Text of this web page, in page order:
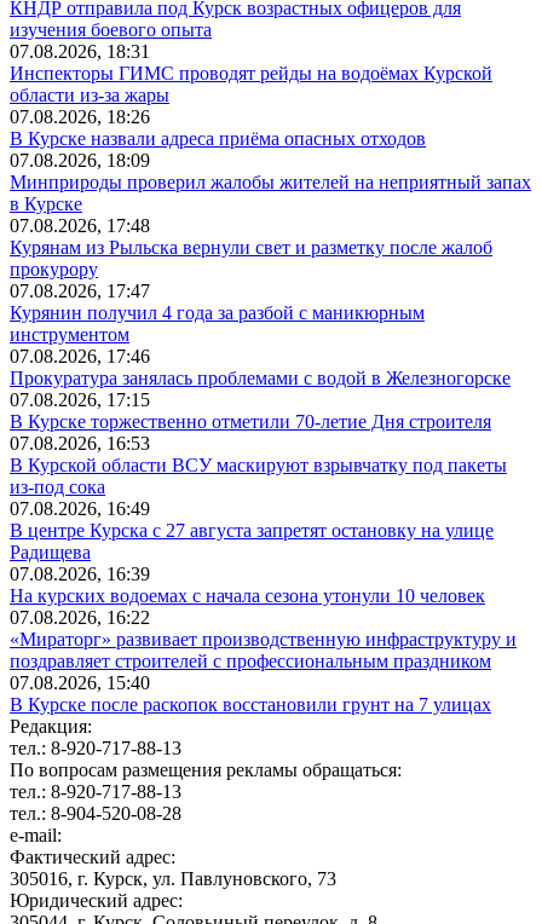
КНДР отправила под Курск возрастных офицеров для
изучения боевого опыта
07.08.2026, 18:31
Инспекторы ГИМС проводят рейды на водоёмах Курской
области из-за жары
07.08.2026, 18:26
В Курске назвали адреса приёма опасных отходов
07.08.2026, 18:09
Минприроды проверил жалобы жителей на неприятный запах
в Курске
07.08.2026, 17:48
Курянам из Рыльска вернули свет и разметку после жалоб
прокурору
07.08.2026, 17:47
Курянин получил 4 года за разбой с маникюрным
инструментом
07.08.2026, 17:46
Прокуратура занялась проблемами с водой в Железногорске
07.08.2026, 17:15
В Курске торжественно отметили 70-летие Дня строителя
07.08.2026, 16:53
В Курской области ВСУ маскируют взрывчатку под пакеты
из-под сока
07.08.2026, 16:49
В центре Курска с 27 августа запретят остановку на улице
Радищева
07.08.2026, 16:39
На курских водоемах с начала сезона утонули 10 человек
07.08.2026, 16:22
«Мираторг» развивает производственную инфраструктуру и
поздравляет строителей с профессиональным праздником
07.08.2026, 15:40
В Курске после раскопок восстановили грунт на 7 улицах
Редакция:
тел.: 8-920-717-88-13
По вопросам размещения рекламы обращаться:
тел.: 8-920-717-88-13
тел.: 8-904-520-08-28
e-mail:
Фактический адрес:
305016, г. Курск, ул. Павлуновского, 73
Юридический адрес: